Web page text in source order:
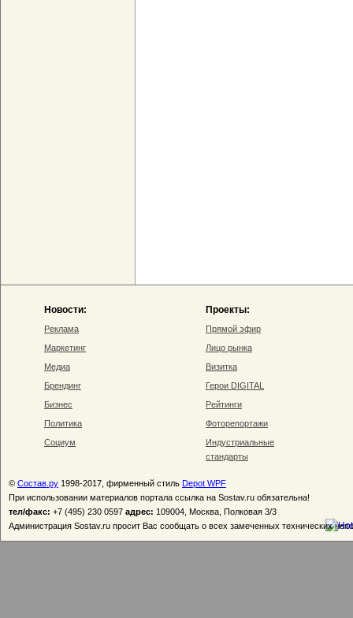
Новости:
Реклама
Маркетинг
Медиа
Брендинг
Бизнес
Политика
Социум
Проекты:
Прямой эфир
Лицо рынка
Визитка
Герои DIGITAL
Рейтинги
Фоторепортажи
Индустриальные
стандарты
© Состав.ру 1998-2017, фирменный стиль Depot WPF
При использовании материалов портала ссылка на Sostav.ru обязательна!
тел/факс: +7 (495) 230 0597 адрес: 109004, Москва, Полковая 3/3
Администрация Sostav.ru просит Вас сообщать о всех замеченных технических